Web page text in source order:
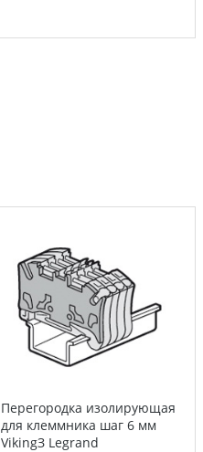
Перегородка изолирующая
для клеммника шаг 6 мм
VikingЗ Legrand